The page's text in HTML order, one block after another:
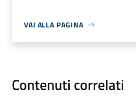
VAI ALLA PAGINA
Contenuti correlati